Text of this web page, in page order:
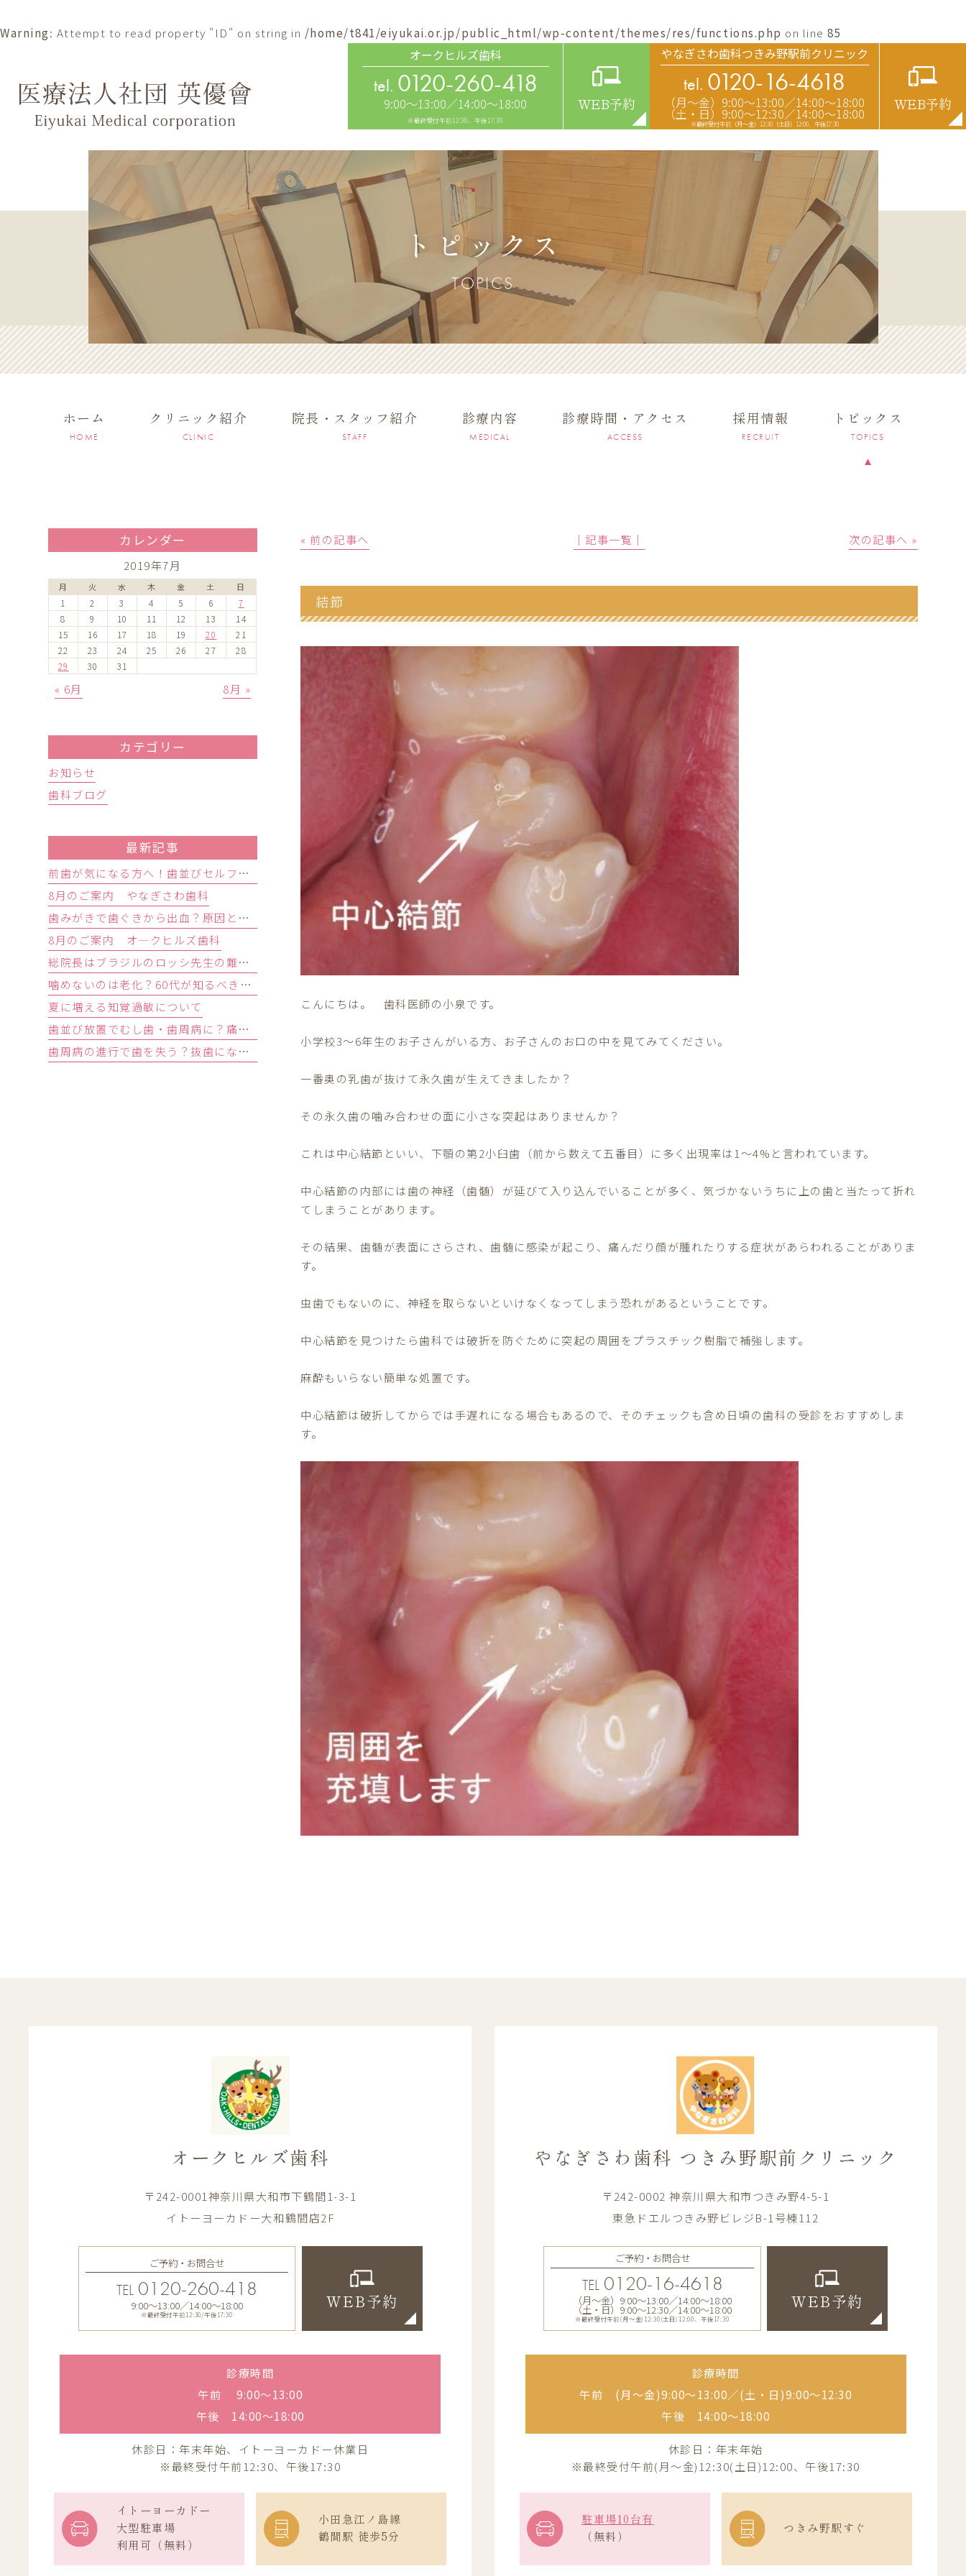
Warning: Attempt to read property "ID" on string in /home/t841/eiyukai.or.jp/public_html/wp-content/themes/res/functions.php on line85
オークヒルズ歯科
tel. 0120-260-418
9:00～13:00／14:00～18:00
※最終受付午前12:30、午後17:30
WEB予約
やなぎさわ歯科つきみ野駅前クリニック
tel. 0120-16-4618
（月〜金）9:00〜13:00／14:00〜18:00
（土・日）9:00〜12:30／14:00〜18:00
※最終受付午前（月～金）12:30（土日）12:00、午後17:30
WEB予約
トピックス
TOPICS
ホーム
HOME
クリニック紹介
CLINIC
院長・スタッフ紹介
STAFF
診療内容
MEDICAL
診療時間・アクセス
ACCESS
採用情報
RECRUIT
トピックス
TOPICS
« 前の記事へ │記事一覧│ 次の記事へ »
結節
こんにちは。 歯科医師の小泉です。
小学校3〜6年生のお子さんがいる方、 お子さんのお口の中を見てみてください。
一番奥の乳歯が抜けて永久歯が生えてきましたか？
その永久歯の噛み合わせの面に小さな突起はありませんか？
これは中心結節といい、下顎の第2小臼歯（前から数えて五番目） に多く出現率は 1 〜4% と言われています。
中心結節の内部には歯の神経（歯髄） が延びて入り込んでいることが多く、 気づかないうちに上の歯と当たって折れ
てしまうことがあります。
その結果、歯髄が表面にさらされ、歯髄に感染が起こり、痛んだり顔が腫れたりする症状があらわれることがありま
す。
虫歯でもないのに、 神経を取らないといけなくなってしまう恐れがあるということです。
中心結節を見つけたら歯科では破折を防ぐために突起の周囲をプラ スチック樹脂で補強します。
麻酔もいらない簡単な処置です。
中心結節は破折してからでは手遅れになる場合もあるので、 そのチェックも含め日頃の歯科の受診をおすすめしま
す。
カレンダー
2019年7月
月 火 水 木 金 土 日
1 2 3 4 5 6
7
8
9 10 11 12 13
14
15
16 17 18 19 20
21
22
23 24 25 26 27
28
29
30 31
« 6月 8月 »
カテゴリー
お知らせ
歯科ブログ
最新記事
前歯が気になる方へ！歯並びセルフチェックと治療が必要な目安
8月のご案内 やなぎさわ歯科
歯みがきで歯ぐきから出血？原因と歯周病の初期症状・受診目安を解説
8月のご案内 オ―クヒルズ歯科
総院長はブラジルのロッシ先生の難症例インプラントオペ研修会に参加しました。
噛めないのは老化？60代が知るべき原因と歯を残す精密治療
夏に増える知覚過敏について
歯並び放置でむし歯・歯周病に？痛みがなくても受診すべきサイン
歯周病の進行で歯を失う？抜歯になる基準と回避する3つの予防法
オークヒルズ歯科
〒242-0001神奈川県大和市下鶴間1-3-1
イトーヨーカドー大和鶴間店2F
ご予約・お問合せ
TEL 0120-260-418
9:00〜13:00／14:00〜18:00
※最終受付午前12:30/午後17:30
WEB予約
診療時間
午前 9:00〜13:00
午後 14:00〜18:00
休診日：年末年始、イトーヨーカドー休業日
※最終受付午前12:30、午後17:30
イトーヨーカドー
大型駐車場
利用可（無料）
小田急江ノ島線
鶴間駅 徒歩5分
やなぎさわ歯科 つきみ野駅前クリニック
〒242-0002 神奈川県大和市つきみ野4-5-1
東急ドエルつきみ野ビレジB-1号棟112
ご予約・お問合せ
TEL0120-16-4618
（月〜金）9:00〜13:00／14:00〜18:00
（土・日）9:00〜12:30／14:00〜18:00
※最終受付午前(月～金)12:30(土日)12:00、午後17:30
WEB予約
診療時間
午前 (月〜金)9:00〜13:00／(土・日)9:00〜12:30
午後 14:00〜18:00
休診日：年末年始
※最終受付午前(月～金)12:30(土日)12:00、午後17:30
駐車場10台有
（無料）
つきみ野駅すぐ